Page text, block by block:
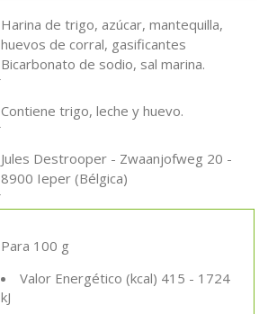
Harina de trigo, azúcar, mantequilla,
huevos de corral, gasificantes
Bicarbonato de sodio, sal marina.
Contiene trigo, leche y huevo.
Jules Destrooper - Zwaanjofweg 20 -
8900 Ieper (Bélgica)
Para 100 g
Valor Energético (kcal) 415 - 1724
kJ